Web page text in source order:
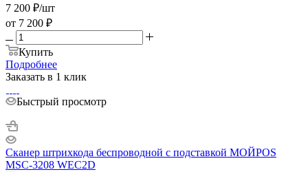
7 200 ₽/шт
от 7 200 ₽
Купить
Подробнее
Заказать в 1 клик
Быстрый просмотр
Сканер штрихкода беспроводной с подставкой МОЙPOS
MSC-3208 WEC2D